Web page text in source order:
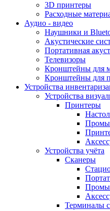
3D принтеры
Расходные
Аудио - видео
Наушники и
Акустические
Портативная
Телевизоры
Кронштейны для
Кронштейны для
Устройства
Устройства
Принтеры
Устройства учёта
Сканеры
Терминалы